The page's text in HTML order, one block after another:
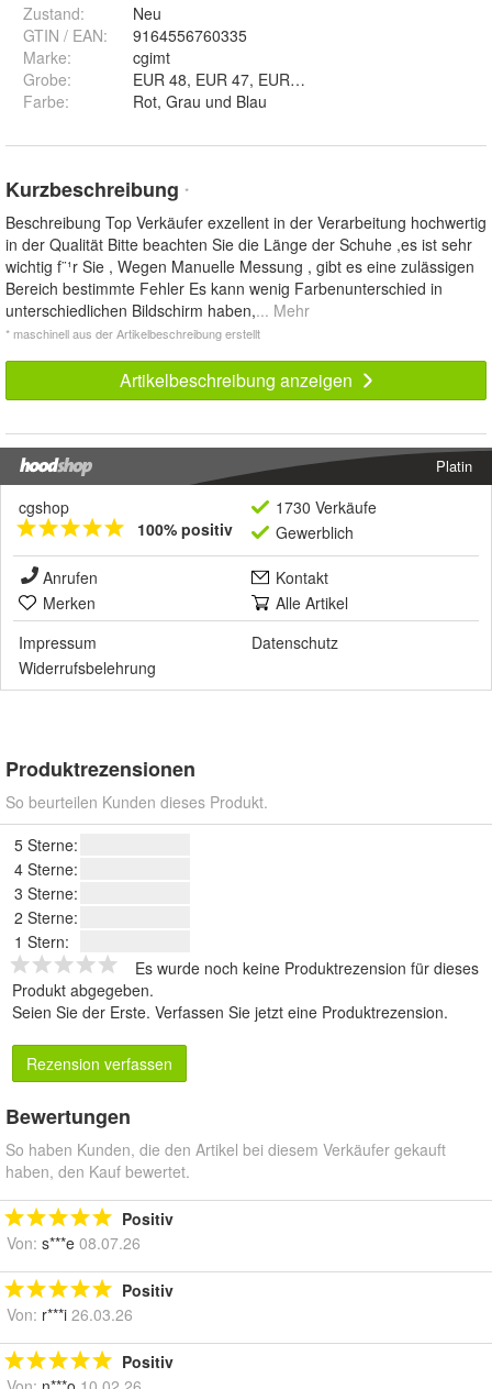
Zustand:
Neu
GTIN / EAN:
9164556760335
Marke:
cgimt
Grobe:
Farbe: Rot, Grau und Blau
Kurzbeschreibung *
Beschreibung Top Verkäufer exzellent in der Verarbeitung hochwertig
in der Qualität Bitte beachten Sie die Länge der Schuhe ,es ist sehr
wichtig f¨¹r Sie , Wegen Manuelle Messung , gibt es eine zulässigen
Bereich bestimmte Fehler Es kann wenig Farbenunterschied in
unterschiedlichen Bildschirm haben,... Mehr
* maschinell aus der Artikelbeschreibung erstellt
Artikelbeschreibung anzeigen
Platin
cgshop
100% positiv
1730 Verkäufe
Gewerblich
Anrufen
Kontakt
Merken
Alle Artikel
Impressum
Datenschutz
Widerrufsbelehrung
Produktrezensionen
So beurteilen Kunden dieses Produkt.
5 Sterne:
4 Sterne:
3 Sterne:
2 Sterne:
1 Stern:
Es wurde noch keine Produktrezension für dieses
Produkt abgegeben.
Seien Sie der Erste. Verfassen Sie jetzt eine Produktrezension.
Rezension verfassen
Bewertungen
So haben Kunden, die den Artikel bei diesem Verkäufer gekauft
haben, den Kauf bewertet.
Positiv
Von: s***e 08.07.26
Positiv
Von: r***i 26.03.26
Positiv